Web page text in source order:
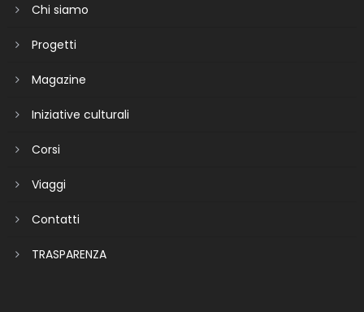
Chi siamo
Progetti
Magazine
Iniziative culturali
Corsi
Viaggi
Contatti
TRASPARENZA